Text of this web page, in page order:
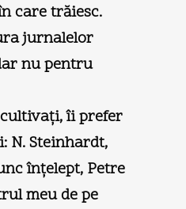
care trăiesc.
jurnalelor
nu pentru
îi prefer
N. Steinhardt,
înţelept, Petre
meu de pe